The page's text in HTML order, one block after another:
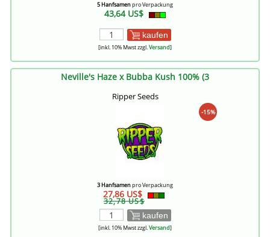
5 Hanfsamenpro Verpackung
43,64 US$
kaufen
[inkl. 10% Mwst zzgl.Versand]
Neville's Haze x Bubba Kush 100% (3
Ripper Seeds
-15%
3 Hanfsamenpro Verpackung
27,86 US$
32,78 US$
kaufen
[inkl. 10% Mwst zzgl.Versand]